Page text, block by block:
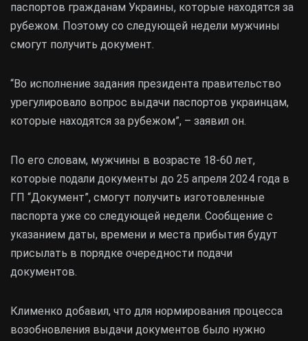
паспортов гражданам Украины, которые находятся за
рубежом. Поэтому со следующей недели мужчины
смогут получить документ.
“Во исполнение задания президента правительство
урегулировало вопрос выдачи паспортов украинцам,
которые находятся за рубежом”, – заявил он.
По его словам, мужчины в возрасте 18-60 лет,
которые подали документы до 25 апреля 2024 года в
ГП “Документ”, смогут получить изготовленные
паспорта уже со следующей недели. Сообщение с
указанием даты, времени и места прибытия будут
присылать в порядке очередности подачи
документов.
Клименко добавил, что для нормирования процесса
возобновления выдачи документов было нужно